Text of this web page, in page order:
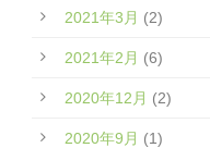
2021年3月 (2)
2021年2月 (6)
2020年12月 (2)
2020年9月 (1)